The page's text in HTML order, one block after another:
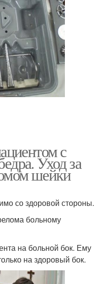
с
Уход за
шейки
со здоровой стороны.
больному
на больной бок. Ему
на здоровый бок.